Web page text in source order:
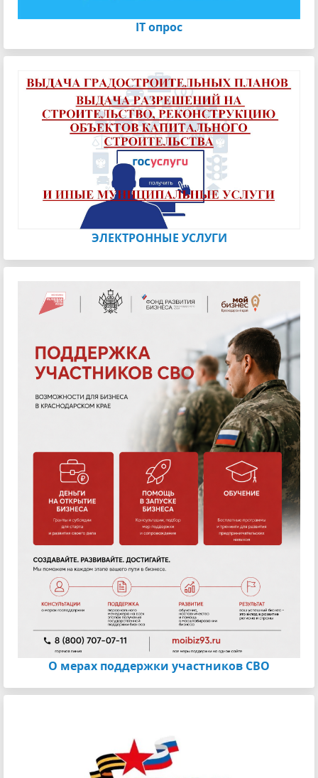
IT опрос
ЭЛЕКТРОННЫЕ УСЛУГИ
О мерах поддержки участников СВО